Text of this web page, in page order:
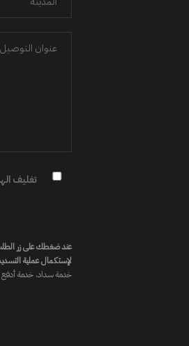
تغليف
عند ضغطك على زر
لإستكمال عملية
خدمة سداد، خدمة